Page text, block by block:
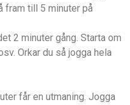
fram till 5 minuter på
2 minuter gång. Starta om
Orkar du så jogga hela
får en utmaning. Jogga